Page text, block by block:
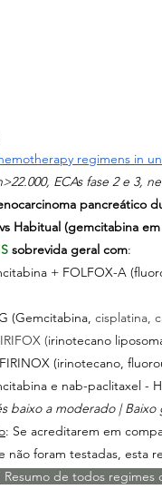
regimens in
ECAs fase 2 e 3,
pancreático
Habitual (gemcitabina
sobrevida geral com:
+ FOLFOX-A
(Gemcitabina,
cisplatina,
(
irinotecano
(irinotecano,
e nab-paclitaxel - HR
baixo a moderado |
: Se acreditarem em
não foram testadas, esta
Resumo de todos regimes